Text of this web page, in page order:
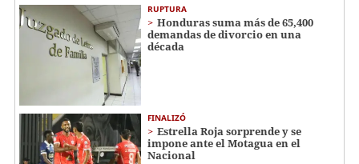
RUPTURA
Honduras suma más de 65,400
demandas de divorcio en una
década
FINALIZÓ
Estrella Roja sorprende y se
impone ante el Motagua en el
Nacional